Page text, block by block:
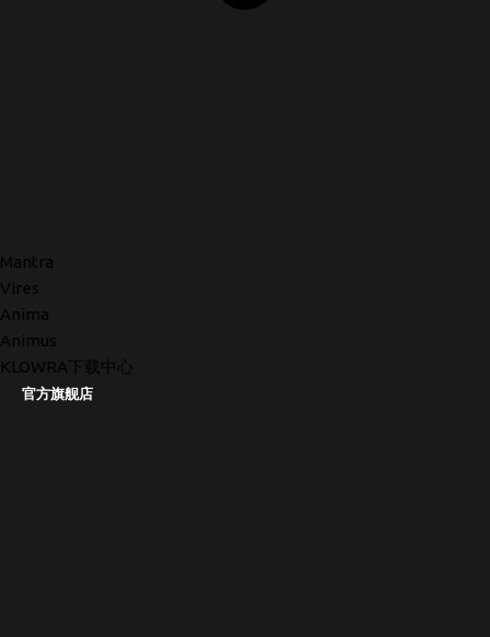
Mantra
Vires
Anima
Animus
KLOWRA下载中心
官方旗舰店